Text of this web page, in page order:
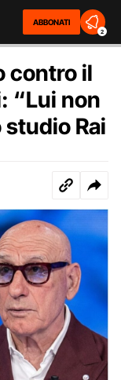
ABBONATI
2
contro il
“Lui non
Rai